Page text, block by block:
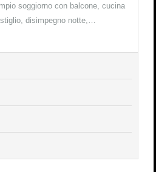
soggiorno con balcone, cucina
disimpegno notte,…